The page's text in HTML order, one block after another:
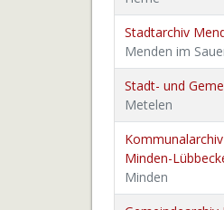
Stadtarchiv
Menden im
Stadt- und
Metelen
Minden-
Minden